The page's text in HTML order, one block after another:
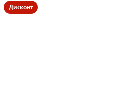
Дисконт